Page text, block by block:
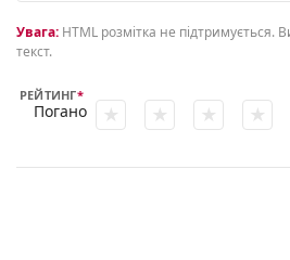
Увага: HTML розмітка не підтримується.
текст.
РЕЙТИНГ
Погано